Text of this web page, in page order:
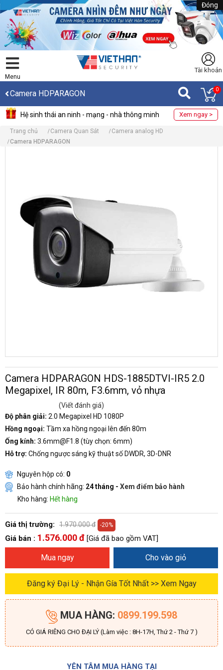
Đóng
Menu
Tài khoản
Camera HDPARAGON 0
Hệ sinh thái an ninh - mạng - nhà thông minh Xem ngay >
Trang chủ Camera Quan Sát
Camera analog HD
Camera HDPARAGON
Camera HDPARAGON HDS-1885DTVI-IR5 2.0
Megapixel, IR 80m, F3.6mm, vỏ nhựa
(Viết đánh giá)
Độ phân giải: 2.0 Megapixel HD 1080P
Hồng ngoại: Tầm xa hồng ngoại lên đến 80m
Ống kính: 3.6mm@F1.8 (tùy chọn: 6mm)
Hỗ trợ: Chống ngược sáng kỹ thuật số DWDR, 3D-DNR
Nguyên hộp có: 0
Bảo hành chính hãng: 24 tháng - Xem điểm bảo hành
Kho hàng: Hết hàng
Giá thị trường: 1.970.000 đ -20%
Giá bán : 1.576.000 đ [Giá đã bao gồm VAT]
Mua ngay Cho vào giỏ
Đăng ký Đại Lý - Nhận Gía Tốt Nhất >> Xem Ngay
MUA HÀNG: 0899.199.598
CÓ GIÁ RIÊNG CHO ĐẠI LÝ (Làm việc : 8H-17H, Thứ 2 - Thứ 7 )
YÊN TÂM MUA HÀNG TẠI